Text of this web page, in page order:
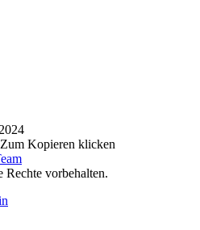
Zum Kopieren klicken
vorbehalten.